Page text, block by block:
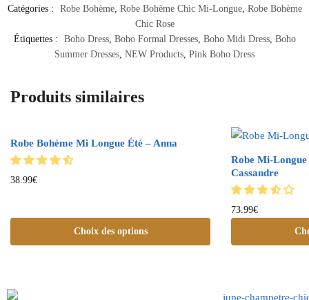
Catégories :
Robe Bohème, Robe Bohème Chic Mi-Longue, Robe Bohème
Chic Rose
Étiquettes :
Boho Dress, Boho Formal Dresses, Boho Midi Dress, Boho
Summer Dresses, NEW Products, Pink Boho Dress
Produits similaires
Robe Bohème Mi Longue Été – Anna
38.99€
Choix des options
Robe Mi-Longue
Cassandre
73.99€